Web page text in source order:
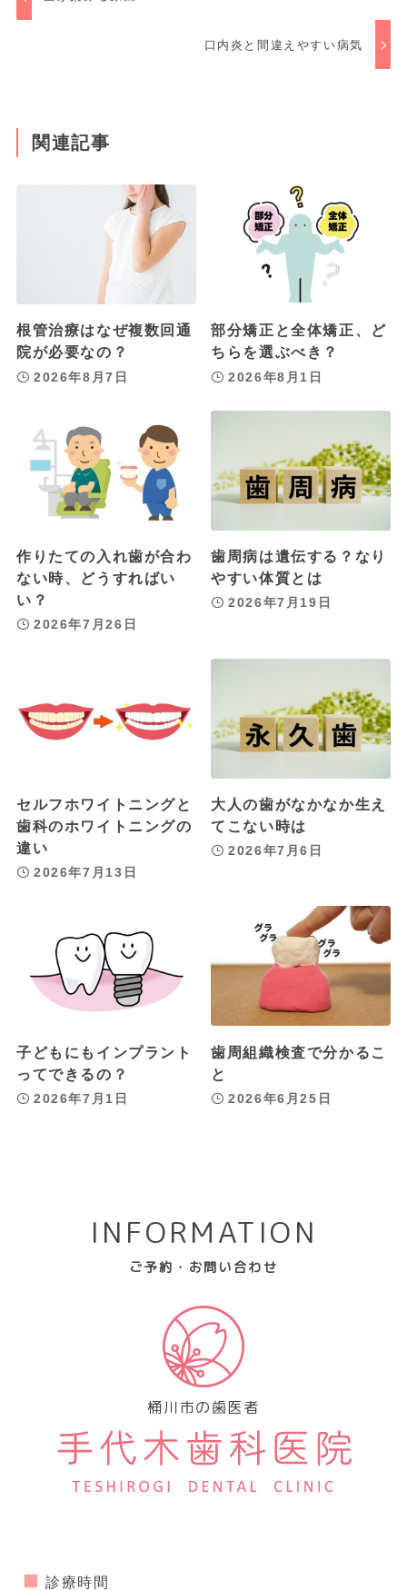
口内炎と間違えやすい病気
関連記事
根管治療はなぜ複数回通
院が必要なの？
2026年8月7日
部分矯正と全体矯正、ど
ちらを選ぶべき？
2026年8月1日
作りたての入れ歯が合わ
ない時、どうすればい
い？
2026年7月26日
歯周病は遺伝する？なり
やすい体質とは
2026年7月19日
セルフホワイトニングと
歯科のホワイトニングの
違い
2026年7月13日
大人の歯がなかなか生え
てこない時は
2026年7月6日
子どもにもインプラント
ってできるの？
2026年7月1日
歯周組織検査で分かるこ
と
2026年6月25日
INFORMATION
ご予約・お問い合わせ
桶川市の歯医者
診療時間